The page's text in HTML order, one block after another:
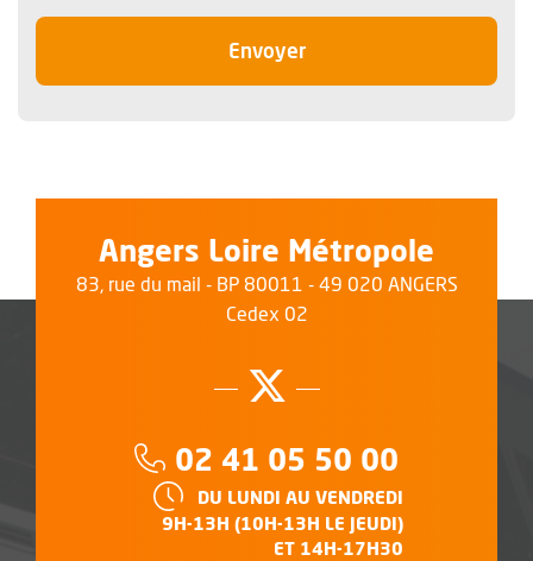
Envoyerle message
Angers Loire Métropole
83, rue du mail - BP 80011 - 49 020 ANGERS
Cedex 02
Suivez-nous
, Ouvre une
Téléphone :
02 41 05 50 00
HORAIRES :
DU LUNDI AU VENDREDI
9H-13H (10H-13H LE JEUDI)
ET 14H-17H30